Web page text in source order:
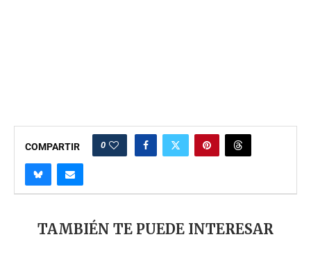
COMPARTIR 0
TAMBIÉN TE PUEDE INTERESAR